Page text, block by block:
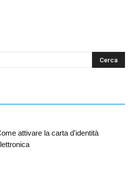
s
attivare la carta d'identità